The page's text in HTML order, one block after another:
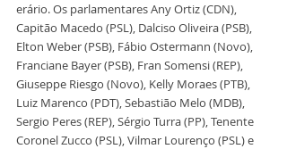
erário. Os parlamentares Any Ortiz (CDN),
Capitão Macedo (PSL), Dalciso Oliveira (PSB),
Elton Weber (PSB), Fábio Ostermann (Novo),
Franciane Bayer (PSB), Fran Somensi (REP),
Giuseppe Riesgo (Novo), Kelly Moraes (PTB),
Luiz Marenco (PDT), Sebastião Melo (MDB),
Sergio Peres (REP), Sérgio Turra (PP), Tenente
Coronel Zucco (PSL), Vilmar Lourenço (PSL) e